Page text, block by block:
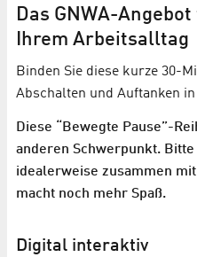
Das GNWA-
Ihrem Arbeitsalltag
Binden Sie diese kurze 30-
Abschalten und Auftanken
Diese “Bewegte Pause”-
anderen Schwerpunkt. Bitte
idealerweise zusammen
macht noch mehr Spaß.
Digital interaktiv